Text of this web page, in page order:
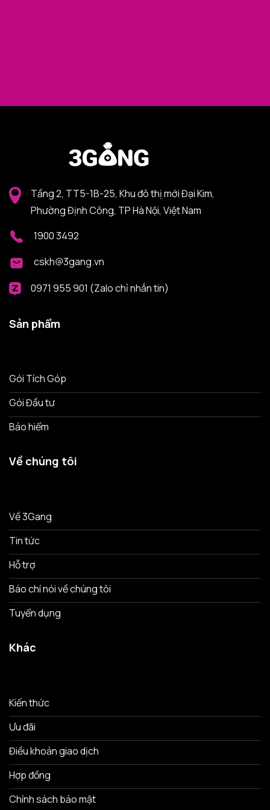
Tầng 2, TT5-1B-25, Khu đô thị mới Đại Kim,
Phường Định Công, TP Hà Nội, Việt Nam
1900 3492
cskh@3gang.vn
0971 955 901 (Zalo chỉ nhắn tin)
Sản phẩm
Gói Tích Góp
Gói Đầu tư
Bảo hiểm
Về chúng tôi
Về 3Gang
Tin tức
Hỗ trợ
Báo chí nói về chúng tôi
Tuyển dụng
Khác
Kiến thức
Ưu đãi
Điều khoản giao dịch
Hợp đồng
Chính sách bảo mật